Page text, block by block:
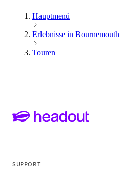
Hauptmenü
Erlebnisse in Bournemouth
Touren
SUPPORT